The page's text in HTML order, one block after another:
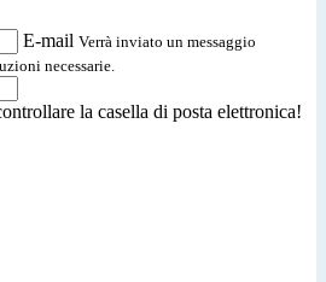
E-mail Verrà inviato un messaggio
necessarie.
la casella di posta elettronica!